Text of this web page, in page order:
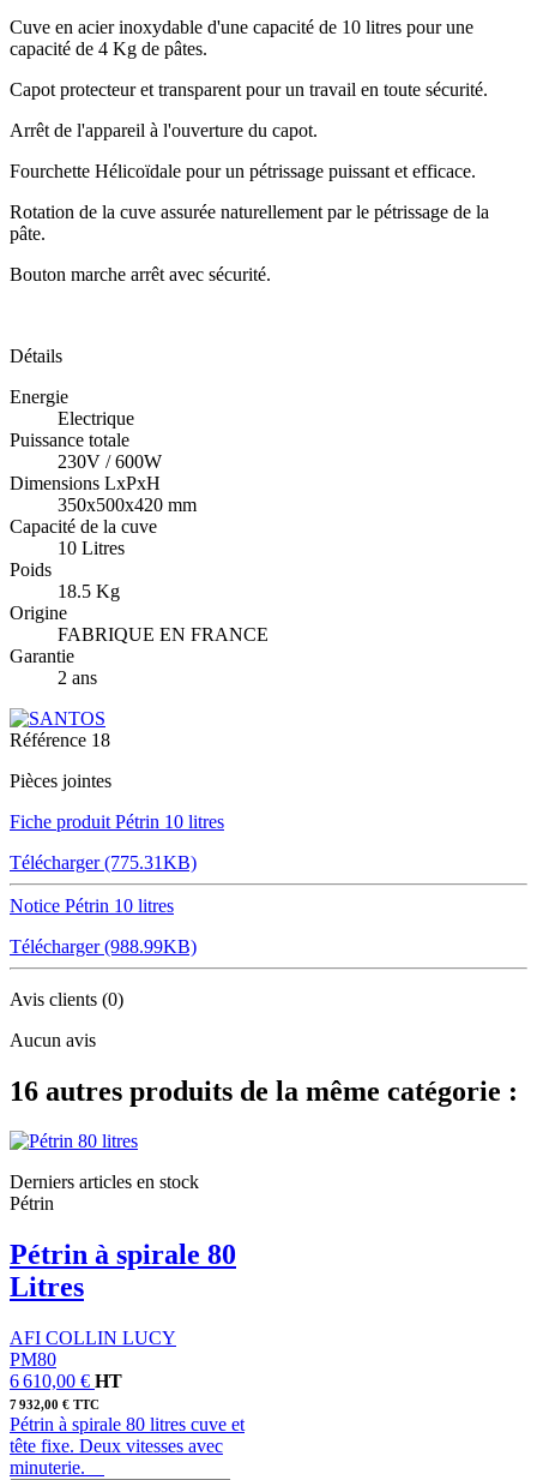
Cuve en acier inoxydable d'une capacité de 10 litres pour une
capacité de 4 Kg de pâtes.
Capot protecteur et transparent pour un travail en toute sécurité.
Arrêt de l'appareil à l'ouverture du capot.
Fourchette Hélicoïdale pour un pétrissage puissant et efficace.
Rotation de la cuve assurée naturellement par le pétrissage de la
pâte.
Bouton marche arrêt avec sécurité.
Détails
Energie
Electrique
Puissance totale
230V / 600W
Dimensions LxPxH
350x500x420 mm
Capacité de la cuve
10 Litres
Poids
18.5 Kg
Origine
FABRIQUE EN FRANCE
Garantie
2 ans
Référence 18
Pièces jointes
Fiche produit Pétrin 10 litres
Télécharger (775.31KB)
Notice Pétrin 10 litres
Télécharger (988.99KB)
Avis clients (0)
Aucun avis
16 autres produits de la même catégorie :
Derniers articles en stock
Pétrin
Pétrin à spirale 80
Litres
AFI COLLIN LUCY
PM80
6 610,00 € HT
7 932,00 € TTC
Pétrin à spirale 80 litres cuve et
tête fixe. Deux vitesses avec
minuterie.